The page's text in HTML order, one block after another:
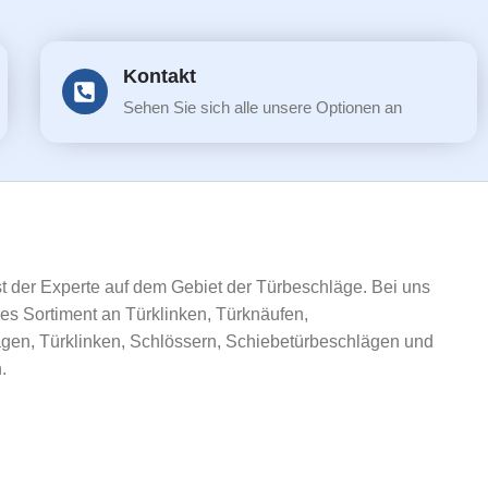
Kontakt
Sehen Sie sich alle unsere Optionen an
der Experte auf dem Gebiet der Türbeschläge. Bei uns
Sortiment an Türklinken, Türknäufen,
Türklinken, Schlössern, Schiebetürbeschlägen und